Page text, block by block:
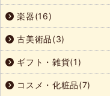
楽器(16)
古美術品(3)
ギフト・雑貨(1)
コスメ・化粧品(7)